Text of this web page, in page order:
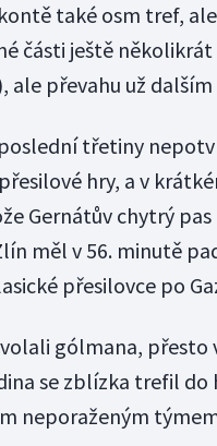
také osm tref,
části ještě
ale převahu už
třetiny
hry, a v
Gernátův chytrý
měl v 56. minutě
přesilovce po
gólmana, přesto
se zblízka trefil
neporaženým